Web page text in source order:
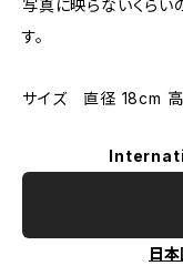
写真に映らないくら
す。
サイズ 直径 18cm
日